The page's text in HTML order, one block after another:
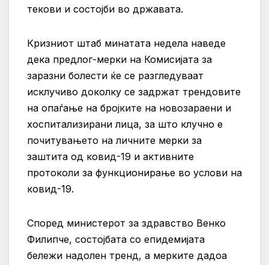
текови и состојби во државата.
Кризниот штаб минатата недела наведе
дека предлог-мерки на Комисијата за
заразни болести ќе се разгледуваат
исклучиво доколку се задржат трендовите
на опаѓање на бројките на новозараени и
хоспитализирани лица, за што клучно е
почитувањето на личните мерки за
заштита од ковид-19 и активните
протоколи за функционирање во услови на
ковид-19.
Според министерот за здравство Венко
Филипче, состојбата со епидемијата
бележи надолен тренд, а мерките дадоа